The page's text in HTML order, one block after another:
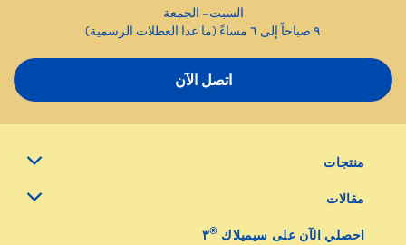
السبت– الجمعة
٩ صباحاً إلى ٦ مساءً (ما عدا العطلات الرسمية)
اتصل الآن
منتجات
مقالات
احصلي الآن على سيميلاك ®٣